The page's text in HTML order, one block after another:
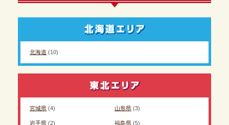
北海道 (10)
宮城県 (4) 山形県(3)
岩手県 (2) 福島県(5)